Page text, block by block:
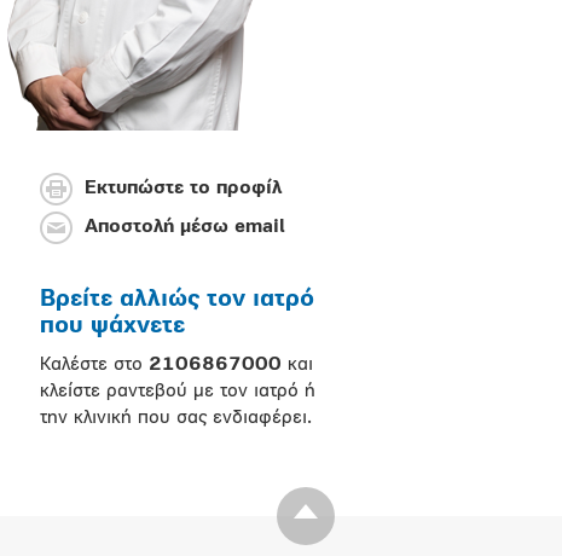
Εκτυπώστε το προφίλ
Αποστολή μέσω email
Βρείτε αλλιώς τον ιατρό
που ψάχνετε
Καλέστε στο 2106867000 και
κλείστε ραντεβού με τον ιατρό ή
την κλινική που σας ενδιαφέρει.